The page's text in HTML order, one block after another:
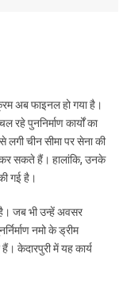
अब फाइनल हो गया है।
रहे पुननिर्माण कार्यों का
लगी चीन सीमा पर सेना की
कर सकते हैं। हालांकि, उनके
गई है।
है। जब भी उन्हें अवसर
नमो के ड्रीम
केदारपुरी में यह कार्य